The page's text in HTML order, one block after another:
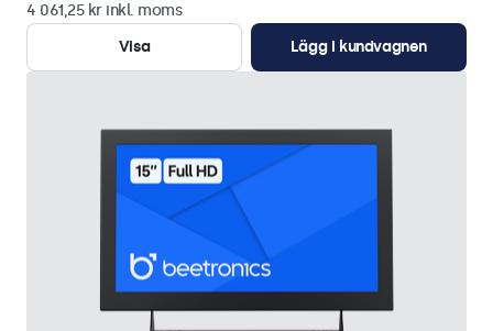
4 061,25 kr inkl. moms
Visa
Lägg i kundvagnen